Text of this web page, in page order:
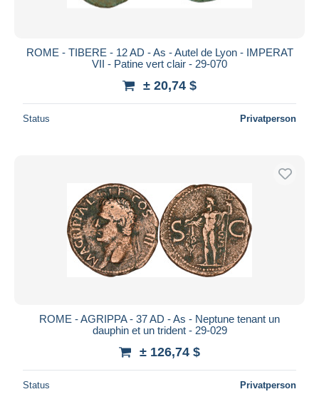
ROME - TIBERE - 12 AD - As - Autel de Lyon - IMPERAT
VII - Patine vert clair - 29-070
± 20,74 $
Status Privatperson
ROME - AGRIPPA - 37 AD - As - Neptune tenant un
dauphin et un trident - 29-029
± 126,74 $
Status Privatperson